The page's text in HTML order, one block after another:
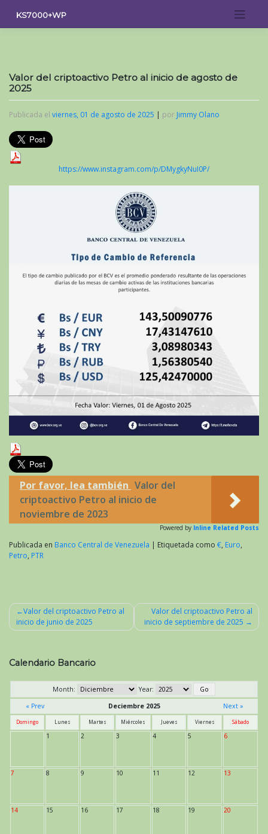
contenido
KS7000+WP
Valor del criptoactivo Petro al inicio de agosto de
2025
Publicada el viernes, 01 de agosto de 2025 | por Jimmy Olano
https://www.instagram.com/p/DMygkyNuI0P/
Por favor, lea también Valor del
criptoactivo Petro al inicio de
noviembre de 2023
Powered by Inline Related Posts
Publicada en Banco Central de Venezuela | Etiquetada como €, Euro,
Petro, PTR
Navegación
entradas
Valor del criptoactivo Petro al
inicio de junio de 2025
Valor del criptoactivo Petro al
inicio de septiembre de 2025
Calendario Bancario
Month:
Year:
« Prev
Deciembre 2025 Next »
Domingo Lunes Martes Miércoles Jueves Viernes Sábado
1 2 3 4 5 6
7 8 9 10 11 12 13
14 15 16 17 18 19 20